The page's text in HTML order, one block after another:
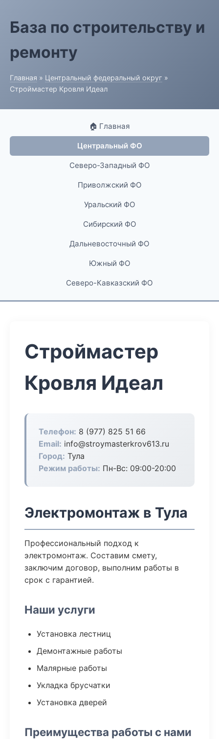
База по строительству и
ремонту
Главная » Центральный федеральный округ »
Строймастер Кровля Идеал
🏠 Главная
Центральный ФО
Северо-Западный ФО
Приволжский ФО
Уральский ФО
Сибирский ФО
Дальневосточный ФО
Южный ФО
Северо-Кавказский ФО
Строймастер
Кровля Идеал
Телефон: 8 (977) 825 51 66
Email: info@stroymasterkrov613.ru
Город: Тула
Режим работы: Пн-Вс: 09:00-20:00
Электромонтаж в Тула
Профессиональный подход к
электромонтаж. Составим смету,
заключим договор, выполним работы в
срок с гарантией.
Наши услуги
Установка лестниц
Демонтажные работы
Малярные работы
Укладка брусчатки
Установка дверей
Преимущества работы с нами